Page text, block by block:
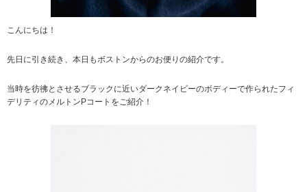
こんにちは！
先日に引き続き、本日もボストンからのお便りの紹介です。
当時を彷彿とさせるブラックに近いダークネイビーのボディーで作られたフィ
デリティのメルトンPコートをご紹介！